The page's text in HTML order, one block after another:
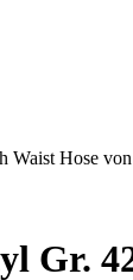
Waist Hose
Gr.